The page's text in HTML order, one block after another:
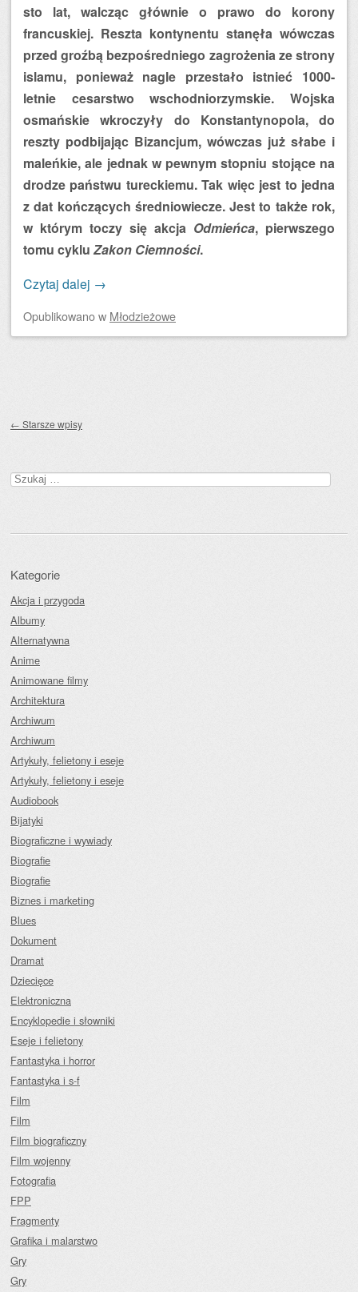
sto lat, walcząc głównie o prawo do korony
francuskiej. Reszta kontynentu stanęła wówczas
przed groźbą bezpośredniego zagrożenia ze strony
islamu, ponieważ nagle przestało istnieć 1000-
letnie cesarstwo wschodniorzymskie. Wojska
osmańskie wkroczyły do Konstantynopola, do
reszty podbijając Bizancjum, wówczas już słabe i
maleńkie, ale jednak w pewnym stopniu stojące na
drodze państwu tureckiemu. Tak więc jest to jedna
z dat kończących średniowiecze. Jest to także rok,
w którym toczy się akcja Odmieńca, pierwszego
tomu cyklu Zakon Ciemności.
Czytaj dalej →
Opublikowanow Młodzieżowe
← Starsze wpisy
Szukaj:
Kategorie
Akcja i przygoda
Albumy
Alternatywna
Anime
Animowane filmy
Architektura
Archiwum
Archiwum
Artykuły, felietony i eseje
Artykuły, felietony i eseje
Audiobook
Bijatyki
Biograficzne i wywiady
Biografie
Biografie
Biznes i marketing
Blues
Dokument
Dramat
Dziecięce
Elektroniczna
Encyklopedie i słowniki
Eseje i felietony
Fantastyka i horror
Fantastyka i s-f
Film
Film
Film biograficzny
Film wojenny
Fotografia
FPP
Fragmenty
Grafika i malarstwo
Gry
Gry